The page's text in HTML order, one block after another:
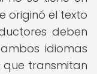
originó el texto
deben
idiomas
transmitan